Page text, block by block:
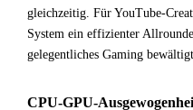
gleichzeitig. Für YouTube-
System ein effizienter
gelegentliches Gaming
CPU-GPU-